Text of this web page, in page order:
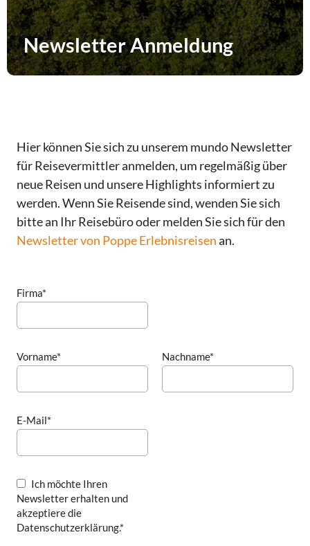
Newsletter Anmeldung
Hier können Sie sich zu unserem mundo Newsletter
für Reisevermittler anmelden, um regelmäßig über
neue Reisen und unsere Highlights informiert zu
werden. Wenn Sie Reisende sind, wenden Sie sich
bitte an Ihr Reisebüro oder melden Sie sich für den
Newsletter von Poppe Erlebnisreisenan.
Firma*
Vorname* Nachname*
E-Mail*
Ich möchte Ihren
Newsletter erhalten und
akzeptiere die
Datenschutzerklärung.*